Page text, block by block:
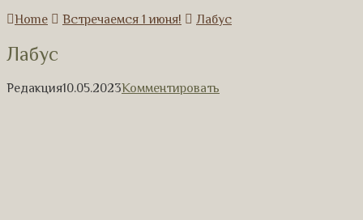
Home
Встречаемся 1 июня! Лабус
Лабус
Редакция10.05.2023Комментировать